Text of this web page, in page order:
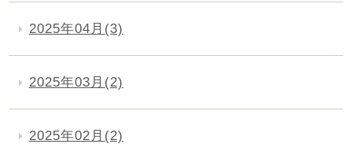
2025年04月(3)
2025年03月(2)
2025年02月(2)